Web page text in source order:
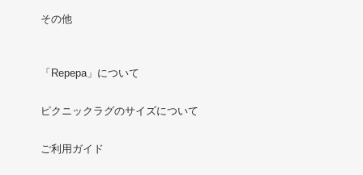
その他
「Repepa」について
ピクニックラグのサイズについて
ご利用ガイド